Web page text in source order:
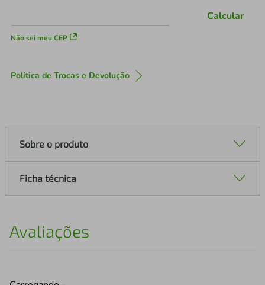
Não sei meu CEP
Calcular
Política de Trocas e Devolução
Sobre o produto
Ficha técnica
Avaliações